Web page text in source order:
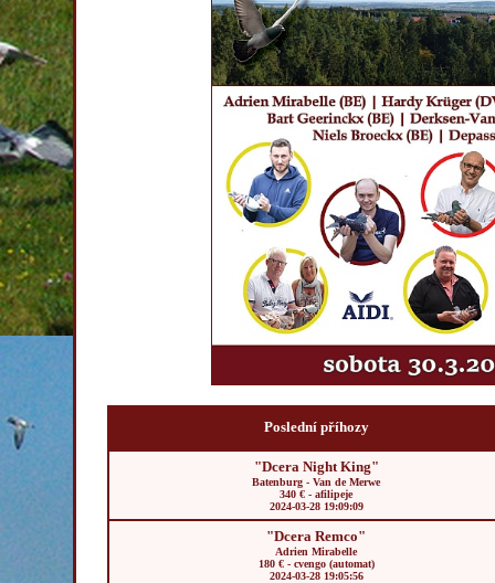
Poslední příhozy
"Dcera Night King"
Batenburg - Van de Merwe
340 € - afilipeje
2024-03-28 19:09:09
"Dcera Remco"
Adrien Mirabelle
180 € - cvengo (automat)
2024-03-28 19:05:56